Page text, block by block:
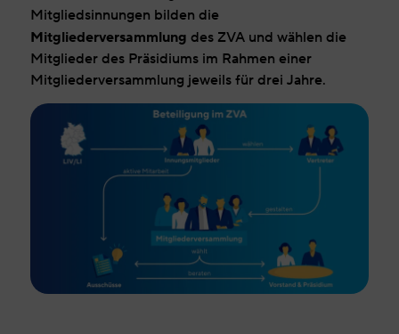
Mitgliedsinnungen bilden die
Mitgliederversammlung des ZVA und wählen die
Mitglieder des Präsidiums im Rahmen einer
Mitgliederversammlung jeweils für drei Jahre.